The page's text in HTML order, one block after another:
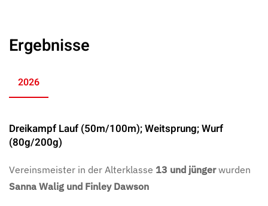
Ergebnisse
2026
Dreikampf Lauf (50m/100m); Weitsprung; Wurf
(80g/200g)
Vereinsmeister in der Alterklasse 13 und jüngerwurden
Sanna Walig und Finley Dawson